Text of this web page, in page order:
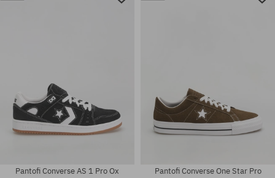
Pantofi Converse AS 1 Pro Ox Pantofi Converse One Star Pro